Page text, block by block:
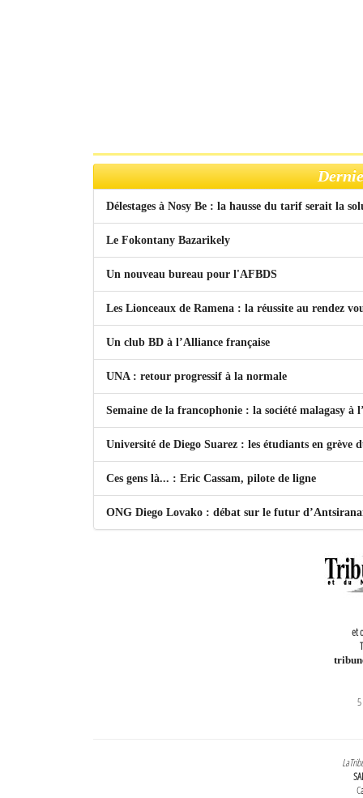
Délestages à Nosy Be : la hausse du tarif serait la
Le Fokontany Bazarikely
Un nouveau bureau pour l'AFBDS
Les Lionceaux de Ramena : la réussite au rendez
Un club BD à l’Alliance française
UNA : retour progressif à la normale
Semaine de la francophonie : la société malagasy à
Université de Diego Suarez : les étudiants en grève
Ces gens là... : Eric Cassam, pilote de ligne
ONG Diego Lovako : débat sur le futur
et